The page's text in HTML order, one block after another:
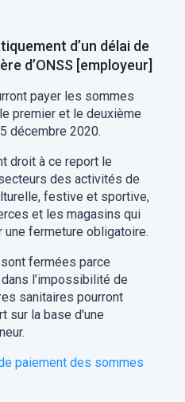
d’un délai de
d’ONSS [employeur]
payer les sommes
premier et le deuxième
décembre 2020.
droit à ce report le
des activités de
festive et sportive,
et les magasins qui
une fermeture obligatoire.
fermées parce
l’impossibilité de
sanitaires pourront
sur la base d'une
paiement des sommes